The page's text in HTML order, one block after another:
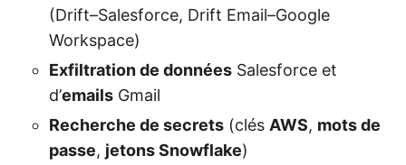
(Drift–Salesforce, Drift Email–Google
Workspace)
Exfiltration de données Salesforce et
d’emails Gmail
Recherche de secrets (clés AWS, mots de
passe, jetons Snowflake)